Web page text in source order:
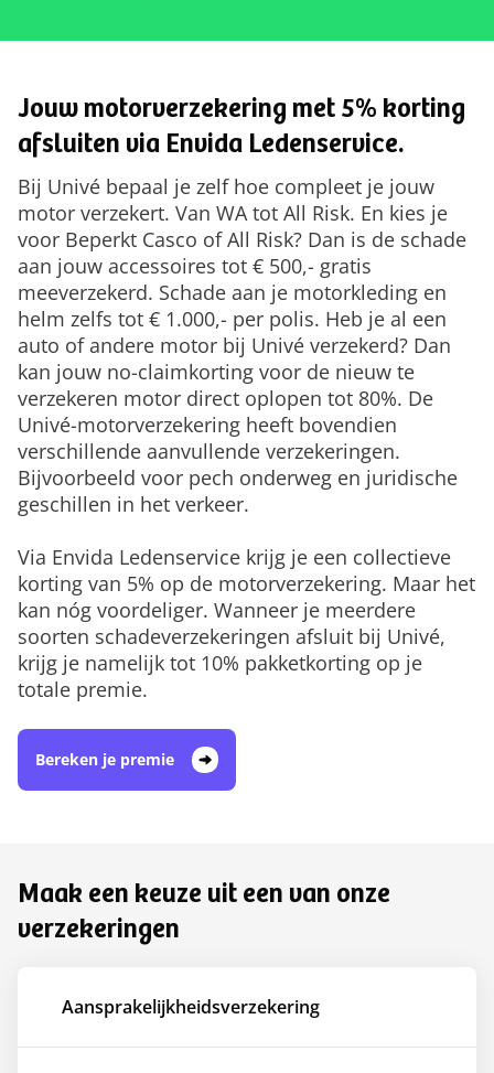
Jouw motorverzekering met 5% korting
afsluiten via Envida Ledenservice.
Bij Univé bepaal je zelf hoe compleet je jouw
motor verzekert. Van WA tot All Risk. En kies je
voor Beperkt Casco of All Risk? Dan is de schade
aan jouw accessoires tot € 500,- gratis
meeverzekerd. Schade aan je motorkleding en
helm zelfs tot € 1.000,- per polis. Heb je al een
auto of andere motor bij Univé verzekerd? Dan
kan jouw no-claimkorting voor de nieuw te
verzekeren motor direct oplopen tot 80%. De
Univé-motorverzekering heeft bovendien
verschillende aanvullende verzekeringen.
Bijvoorbeeld voor pech onderweg en juridische
geschillen in het verkeer.
Via Envida Ledenservice krijg je een collectieve
korting van 5% op de motorverzekering. Maar het
kan nóg voordeliger. Wanneer je meerdere
soorten schadeverzekeringen afsluit bij Univé,
krijg je namelijk tot 10% pakketkorting op je
totale premie.
Bereken je premie
Maak een keuze uit een van onze
verzekeringen
Aansprakelijkheids­verzekering